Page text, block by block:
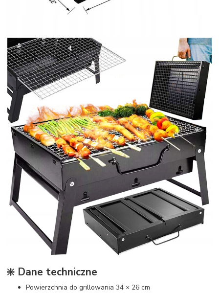
❇️ Dane techniczne
Powierzchnia do grillowania 34 × 26 cm